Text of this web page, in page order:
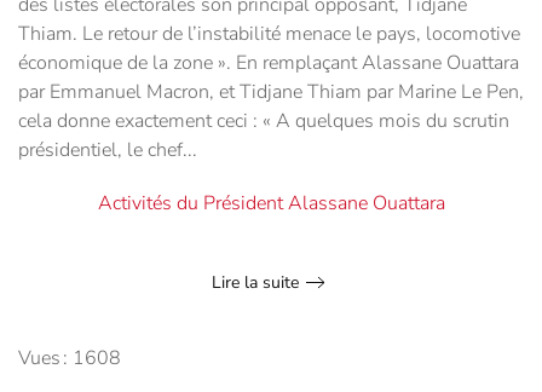
Thiam. Le retour de l’instabilité menace le pays, locomotive
économique de la zone ». En remplaçant Alassane Ouattara
par Emmanuel Macron, et Tidjane Thiam par Marine Le Pen,
cela donne exactement ceci : « A quelques mois du scrutin
présidentiel, le chef...
Activités du Président Alassane Ouattara
Lire la suite
Vues : 1608